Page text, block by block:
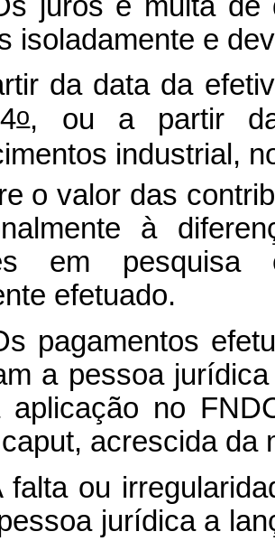
isoladamente e
da data da
o, ou a partir
industrial,
o valor das
à
em
efetuado.
pagamentos
a pessoa
aplicação no
acrescida da
falta ou
jurídica a